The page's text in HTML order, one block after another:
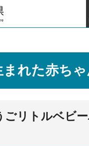
れた赤ち
ごリトルベビ